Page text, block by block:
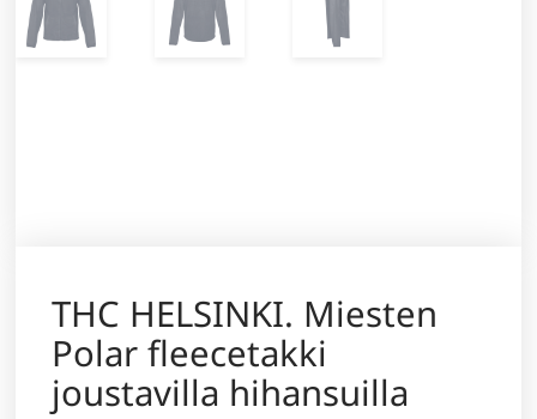
THC HELSINKI. Miesten
Polar fleecetakki
joustavilla hihansuilla